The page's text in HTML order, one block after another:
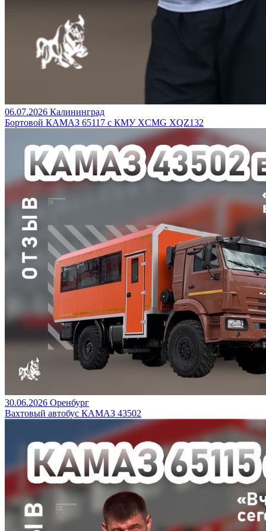
06.07.2026 Калининград
Бортовой КАМАЗ 65117 с КМУ XCMG XQZ132
30.06.2026 Оренбург
Вахтовый автобус КАМАЗ 43502